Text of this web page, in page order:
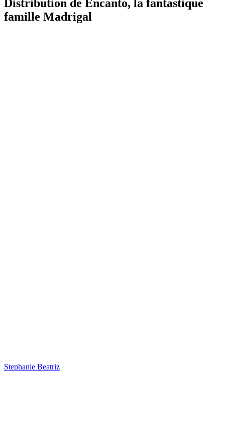
Distribution de Encanto, la fantastique
famille Madrigal
Stephanie Beatriz